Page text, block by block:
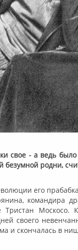
свое - а ведь
безумной родни,
его
командира
Москосо.
своего
и скончалась в